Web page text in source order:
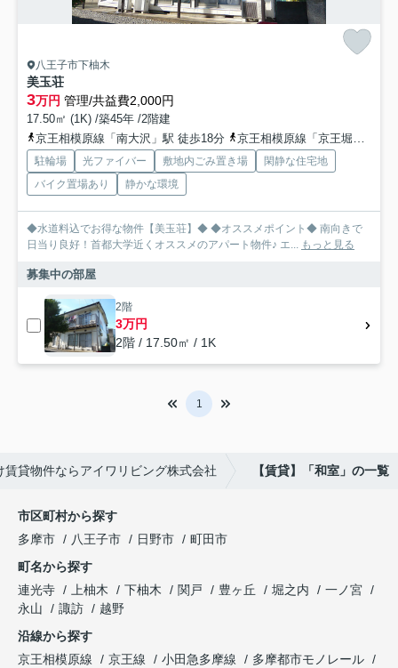
八王子市下柚木
美玉荘
3万円 管理/共益費2,000円
17.50㎡ (1K) /築45年 /2階建
京王相模原線「南大沢」駅 徒歩18分
京王相模原線「京王堀之内」駅 徒歩30分
駐輪場 光ファイバー 敷地内ごみ置き場
閑静な住宅地
バイク置場あり
静かな環境
◆水道料込でお得な物件【美玉荘】◆ ◆オススメポイント◆ 南向きで
日当り良好！首都大学近くオススメのアパート物件♪ エ... もっと見る
募集中の部屋
2階
3万円
2階 / 17.50㎡ / 1K
1
賃貸物件ならアイワリビング株式会社 【賃貸】「和室」の一覧
市区町村から探す
多摩市
八王子市 日野市
町田市
町名から探す
連光寺
上柚木 下柚木 関戸 豊ヶ丘 堀之内
一ノ宮
永山
諏訪
越野
沿線から探す
京王相模原線
京王線 小田急多摩線
多摩都市モノレール